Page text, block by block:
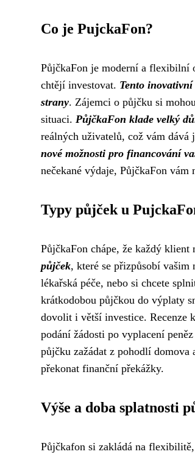
Co je PujckaFon?
PůjčkaFon je moderní a
chtějí investovat. Tento
strany. Zájemci o půjčku si
situaci. PůjčkaFon klade velký
reálných uživatelů, což vám dává
nové možnosti pro financování
nečekané výdaje, PůjčkaFon
Typy půjček u
PůjčkaFon chápe, že každý
půjček, které se přizpůsobí vašim
lékařská péče, nebo si chcete
krátkodobou půjčkou do výplaty
dovolit i větší investice. Recenze
podání žádosti po vyplacení
půjčku zažádat z pohodlí
překonat finanční překážky.
Výše a doba splatnosti
Půjčkafon si zakládá na